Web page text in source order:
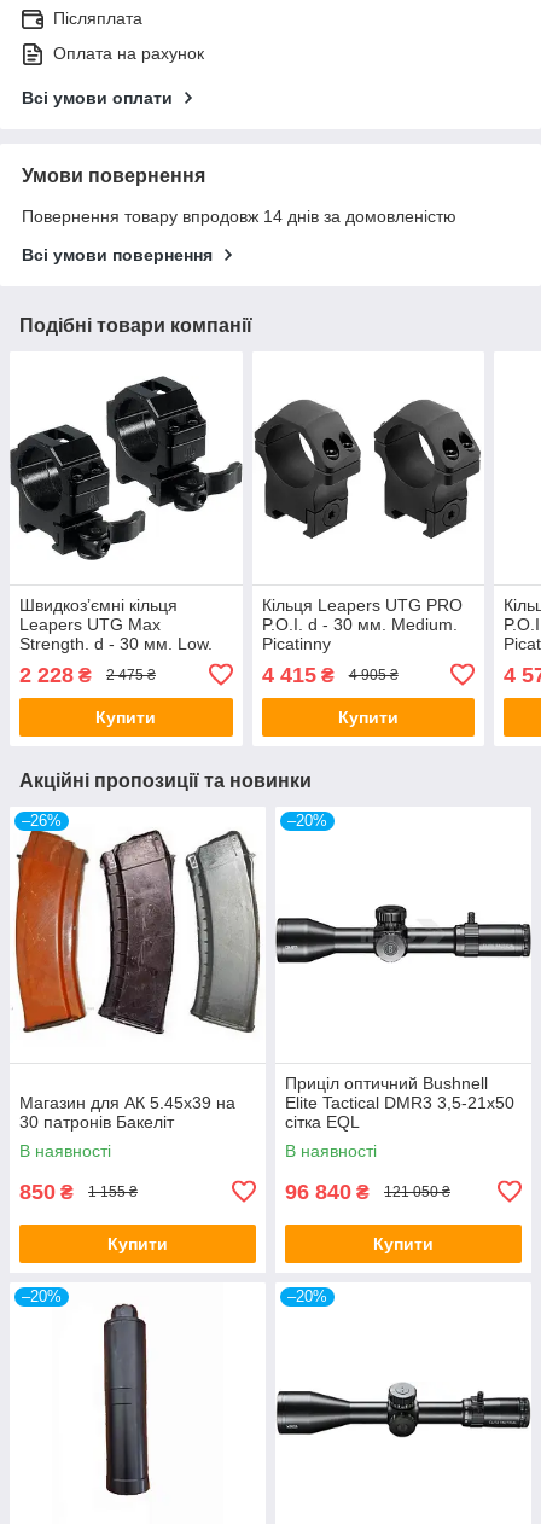
Післяплата
Оплата на рахунок
Всі умови оплати
Умови повернення
Повернення товару впродовж 14 днів за домовленістю
Всі умови повернення
Подібні товари компанії
Швидкоз’ємні кільця
Leapers UTG Max
Strength. d - 30 мм. Low.
2 228 ₴ 2 475 ₴
Купити
Кільця Leapers UTG PRO
P.O.I. d - 30 мм. Medium.
Picatinny
4 415₴ 4 905 ₴
Купити
4
Акційні пропозиції та новинки
–26%
Магазин для АК 5.45х39 на
30 патронів Бакеліт
В наявності
850 ₴ 1 155 ₴
Купити
–20%
Приціл оптичний Bushnell
Elite Tactical DMR3 3,5-21x50
сітка EQL
В наявності
96 840 ₴ 121 050 ₴
Купити
–20% –20%